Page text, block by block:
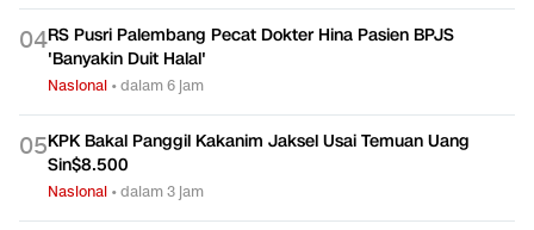
04RS Pusri Palembang Pecat Dokter Hina Pasien BPJS
'Banyakin Duit Halal'
Nasional •dalam 6 jam
05KPK Bakal Panggil Kakanim Jaksel Usai Temuan Uang
Sin$8.500
Nasional •dalam 3 jam